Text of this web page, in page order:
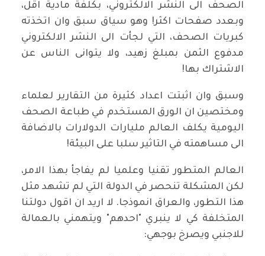
الصحف الى النشر الالكتروني، بكلفة مادية اقل،
وبعدد صفحات اكثر! وهو سياق سبق وان اتخذته
كبريات الصحف، التي لجأت الى النشر الالكتروني
مدفوع الثمن بمبلغ زهيد، ولا يتوانى الناس عن
الاشتراك بها!
وسبق وان اثبتت اعداد كثيرة من التقارير لعلماء
ومختصين ان الورق المستخدم في طباعة الصحف
اليومية يكلف العالم مليارات الدولارات بالاضافة
الى مساهمته في التاثير سلبا على البيئة!
العالم المتطور تقنيا وعلميا لم يفاجأ بهذا الامر،
لكن المشكلة تنحصر في الدولة التي لم تشهد مثل
هذا التطور، والعراق انموذجا. لا اريد ان اقول دولتنا
المتخلفة كي لا ينبري "احدهم" ويتهمني بالعمالة
للاجنبي ويصرخ بوجهي: